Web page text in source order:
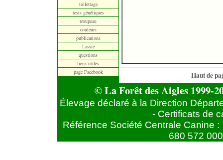
toilettage
tests génétiques
troupeau
couleurs
publications
Lassie
questions
liens utiles
page Facebook
Haut de
© La Forêt des Aigles 1999-
Élevage déclaré à la Direction
- Certificats de
Référence Société Centrale Canine
680 572